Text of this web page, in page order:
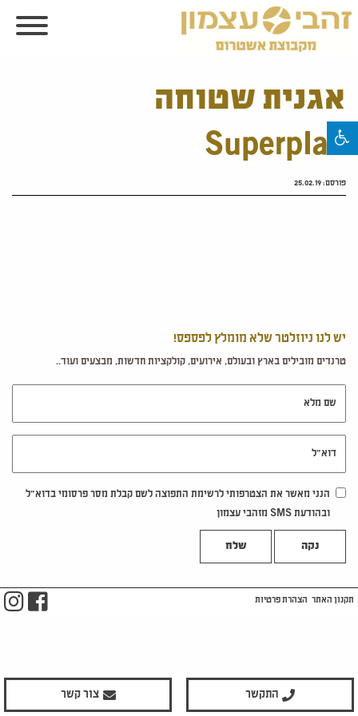
אגנית שטוחה
Superplan
פורסם:25.02.19
יש לנו ניוזלטר שלא מומלץ לפספס!
טרנדים מובילים בארץ ובעולם, אירועים, קולקציות חדשות, מבצעים ועוד..
הנני מאשר את הצטרפותי לרשימת התפוצה לשם קבלת מסר פרסומי בדוא"ל
ובהודעת SMS מזהבי עצמון
נקה
התקשר צור קשר
תקנון האתר הצהרת פרטיות